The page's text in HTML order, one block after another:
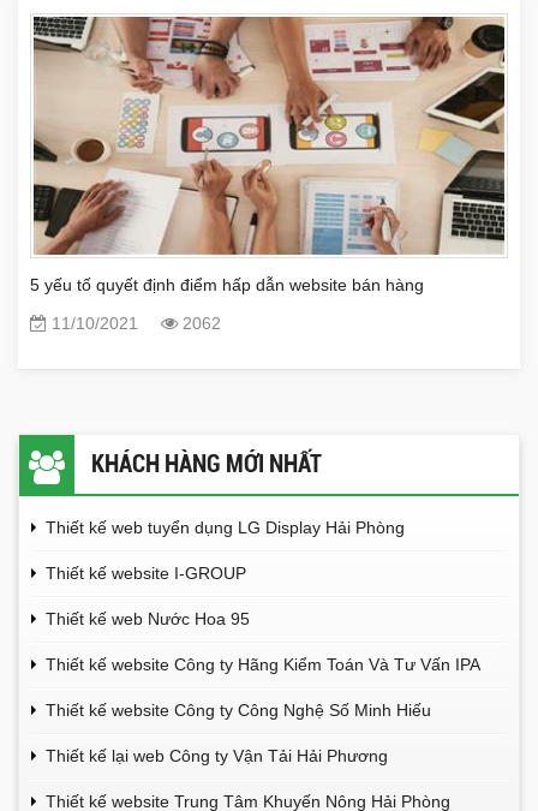
5 yếu tố quyết định điểm hấp dẫn website bán hàng
11/10/2021
2062
KHÁCH HÀNG MỚI NHẤT
Thiết kế web tuyển dụng LG Display Hải Phòng
Thiết kế website I-GROUP
Thiết kế web Nước Hoa 95
Thiết kế website Công ty Hãng Kiểm Toán Và Tư Vấn IPA
Thiết kế website Công ty Công Nghệ Số Minh Hiếu
Thiết kế lại web Công ty Vận Tải Hải Phương
Thiết kế website Trung Tâm Khuyến Nông Hải Phòng